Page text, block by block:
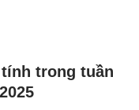
trong tuần